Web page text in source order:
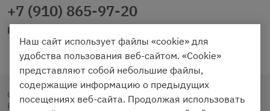
+7 (910) 865-97-20
prazdnichniy40@palmi.ru
Copyright © 2020 - 2026. Праздничный Стол.
Разработка и продвижение - Vegas Studio
Наш сайт использует файлы «cookie» для
удобства пользования веб-сайтом. «Cookie»
представляют собой небольшие файлы,
содержащие информацию о предыдущих
посещениях веб-сайта. Продолжая использовать